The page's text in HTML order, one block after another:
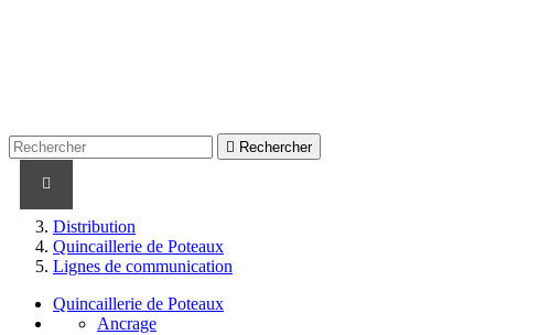
 Rechercher
Distribution
Quincaillerie de Poteaux
Lignes de communication
Quincaillerie de Poteaux
Ancrage